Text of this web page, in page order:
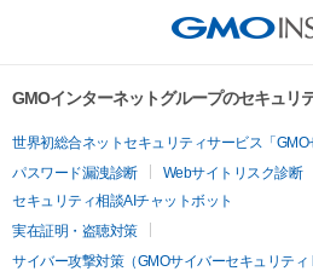
GMOインターネットグループのセキュリ
世界初総合ネットセキュリティサービス「GMO
パスワード漏洩診断
Webサイトリスク診断
セキュリティ相談AIチャットボット
実在証明・盗聴対策
サイバー攻撃対策（GMOサイバーセキュリティ